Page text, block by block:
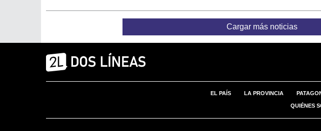
Cargar más noticias
EL PAÍS LA PROVINCIA
QUIÉNES